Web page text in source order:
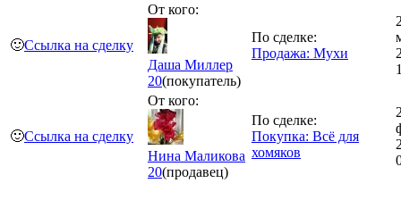
🙂Ссылка на сделку
От кого:
Даша Миллер
20(покупатель)
По сделке:
Продажа: Мухи
🙂Ссылка на сделку
От кого:
Нина Маликова
20(продавец)
По сделке:
Покупка: Всё для
хомяков